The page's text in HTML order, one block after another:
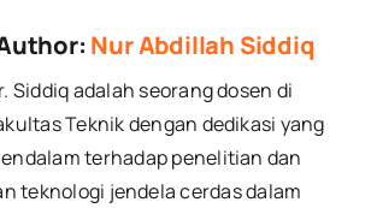
Nur Abdillah Siddiq
Siddiq adalah seorang dosen di
Teknik dengan dedikasi yang
terhadap penelitian dan
teknologi jendela cerdas dalam